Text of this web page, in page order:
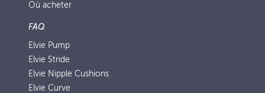
Où acheter
FAQ
Elvie Pump
Elvie Stride
Elvie Nipple Cushions
Elvie Curve